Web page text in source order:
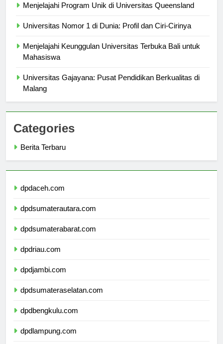
Menjelajahi Keunggulan Universitas Terbuka Bali untuk
Universitas Gajayana: Pusat Pendidikan Berkualitas di
Categories